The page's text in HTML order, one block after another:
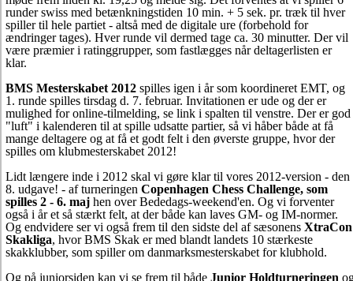
runder swiss med betænkningstiden 10 min. + 5 sek. pr. træk til hver
spiller til hele partiet - altså med de digitale ure (forbehold for
ændringer tages). Hver runde vil dermed tage ca. 30 minutter. Der vil
være præmier i ratinggrupper, som fastlægges når deltagerlisten er
klar.
BMS Mesterskabet 2012 spilles igen i år som koordineret EMT, og
1. runde spilles tirsdag d. 7. februar. Invitationen er ude og der er
mulighed for online-tilmelding, se link i spalten til venstre. Der er god
"luft" i kalenderen til at spille udsatte partier, så vi håber både at få
mange deltagere og at få et godt felt i den øverste gruppe, hvor der
spilles om klubmesterskabet 2012!
Lidt længere inde i 2012 skal vi gøre klar til vores 2012-version - den
8. udgave! - af turneringen Copenhagen Chess Challenge, som
spilles 2 - 6. maj hen over Bededags-weekend'en. Og vi forventer
også i år et så stærkt felt, at der både kan laves GM- og IM-normer.
Og endvidere ser vi også frem til den sidste del af sæsonens XtraCon
Skakliga, hvor BMS Skak er med blandt landets 10 stærkeste
skakklubber, som spiller om danmarksmesterskabet for klubhold.
Og på juniorsiden kan vi se frem til både Junior Holdturneringen